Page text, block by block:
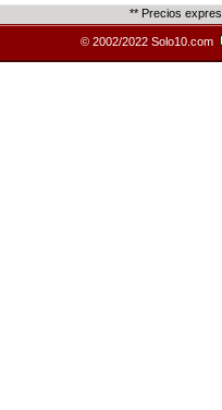
** Precios
© 2002/2022 Solo10.com